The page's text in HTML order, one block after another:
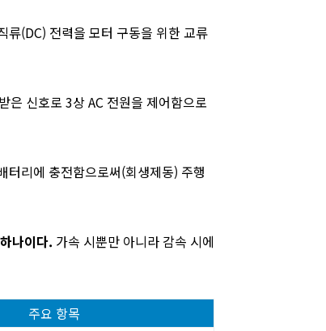
류(DC) 전력을 모터 구동을 위한 교류
은 신호로 3상 AC 전원을 제어함으로
터리에 충전함으로써(회생제동) 주행
나이다. 가속 시뿐만 아니라 감속 시에
주요 항목